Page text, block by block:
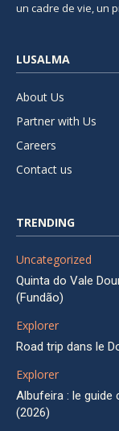
un cadre de vie, un
LUSALMA
About Us
Partner with Us
Careers
Contact us
TRENDING
Uncategorized
Quinta do Vale
(Fundão)
Explorer
Road trip dans le
Explorer
Albufeira : le
(2026)